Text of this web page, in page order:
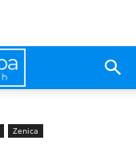
Zenica